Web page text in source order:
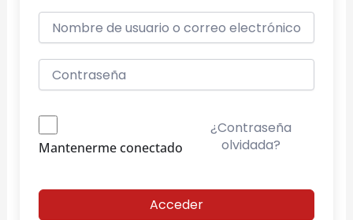
Mantenerme conectado
¿Contraseña
olvidada?
Acceder